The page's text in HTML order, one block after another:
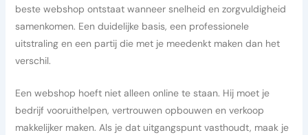
beste webshop ontstaat wanneer snelheid en zorgvuldigheid
samenkomen. Een duidelijke basis, een professionele
uitstraling en een partij die met je meedenkt maken dan het
verschil.
Een webshop hoeft niet alleen online te staan. Hij moet je
bedrijf vooruithelpen, vertrouwen opbouwen en verkoop
makkelijker maken. Als je dat uitgangspunt vasthoudt, maak je